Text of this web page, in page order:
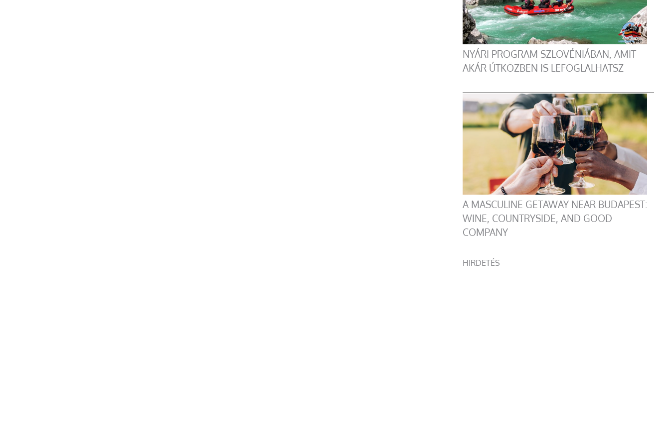
NYÁRI PROGRAM SZLOVÉNIÁBAN, AMIT
AKÁR ÚTKÖZBEN IS LEFOGLALHATSZ
A MASCULINE GETAWAY NEAR BUDAPEST:
WINE, COUNTRYSIDE, AND GOOD
COMPANY
HIRDETÉS